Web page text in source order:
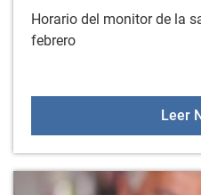
Horario del monitor de la
febrero
Leer